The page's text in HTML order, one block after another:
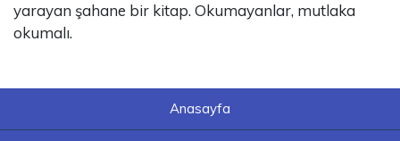
yarayan şahane bir kitap. Okumayanlar, mutlaka
okumalı.
Anasayfa